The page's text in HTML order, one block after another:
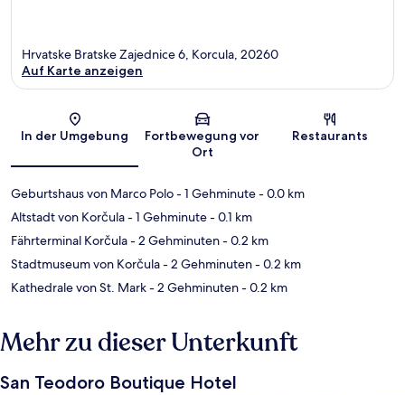
Karte
Hrvatske Bratske Zajednice 6, Korcula, 20260
Auf Karte anzeigen
In der Umgebung
Fortbewegung vor
Ort
Restaurants
Geburtshaus von Marco Polo- 1 Gehminute- 0.0 km
Altstadt von Korčula- 1 Gehminute- 0.1 km
Fährterminal Korčula- 2 Gehminuten- 0.2 km
Stadtmuseum von Korčula- 2 Gehminuten- 0.2 km
Kathedrale von St. Mark- 2 Gehminuten- 0.2 km
Mehr zu dieser Unterkunft
San Teodoro Boutique Hotel